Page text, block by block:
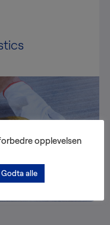
opplevelsen
Godta alle